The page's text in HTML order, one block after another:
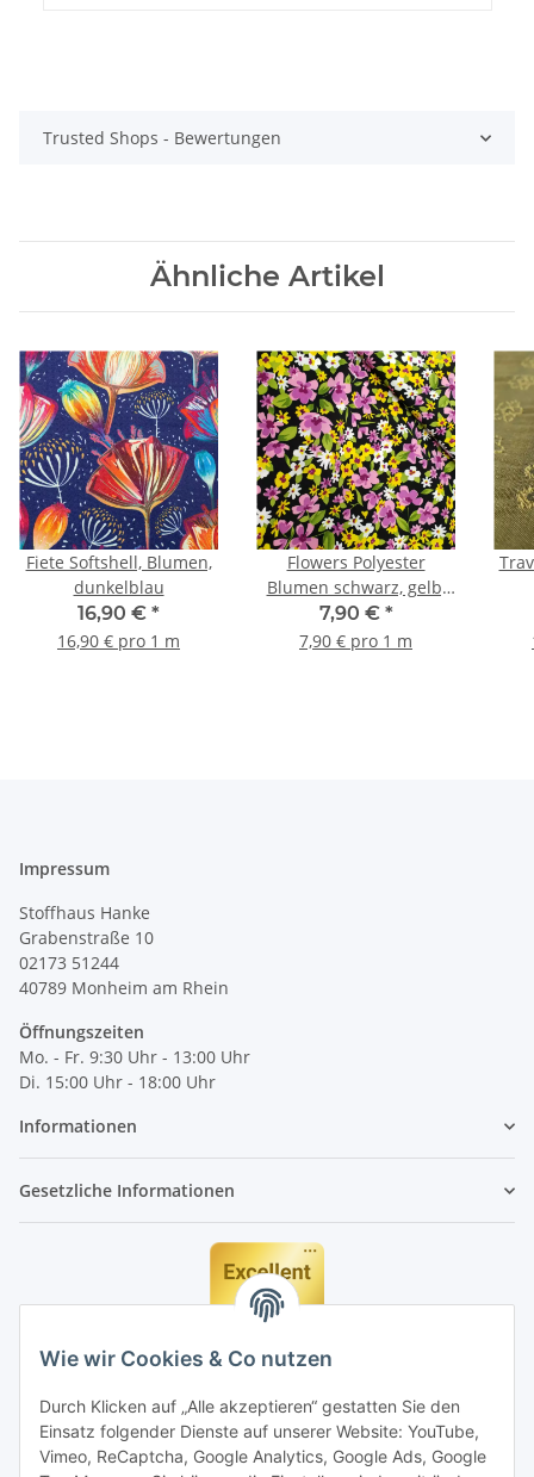
Wie wir Cookies & Co nutzen
Durch Klicken auf „Alle akzeptieren“ gestatten Sie den
Einsatz folgender Dienste auf unserer Website: YouTube,
Vimeo, ReCaptcha, Google Analytics, Google Ads, Google
Trusted Shops - Bewertungen
Ähnliche Artikel
Fiete Softshell, Blumen,
dunkelblau
16,90 € *
16,90 € pro 1 m
Flowers Polyester
Blumen schwarz, gelb,
rosa, grün
7,90 € *
7,90 € pro 1 m
Impressum
Stoffhaus Hanke
Grabenstraße 10
02173 51244
40789 Monheim am Rhein
Öffnungszeiten
Mo. - Fr. 9:30 Uhr - 13:00 Uhr
Di. 15:00 Uhr - 18:00 Uhr
Informationen
Gesetzliche Informationen